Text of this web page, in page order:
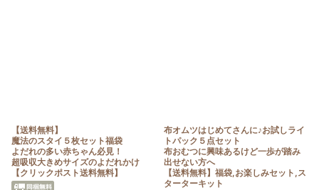
【送料無料】
魔法のスタイ５枚セット福袋
よだれの多い赤ちゃん必見！
超吸収大きめサイズのよだれかけ
【クリックポスト送料無料】
布オムツはじめてさんに♪お試しライ
トパック５点セット
布おむつに興味あるけど一歩が踏み
出せない方へ
【送料無料】福袋,お楽しみセット,ス
ターターキット